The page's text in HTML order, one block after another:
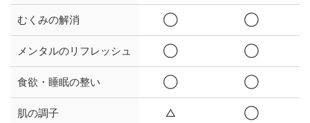
むくみの解消 ◯ ◯
メンタルのリフレッシュ ◯ ◯
食欲・睡眠の整い ◯ ◯
肌の調子 △ ◯